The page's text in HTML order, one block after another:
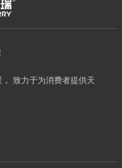
致力于为消费者提供天